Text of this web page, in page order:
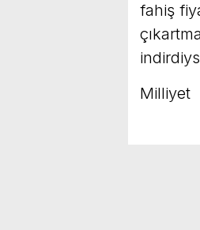
fahiş
Milliyet